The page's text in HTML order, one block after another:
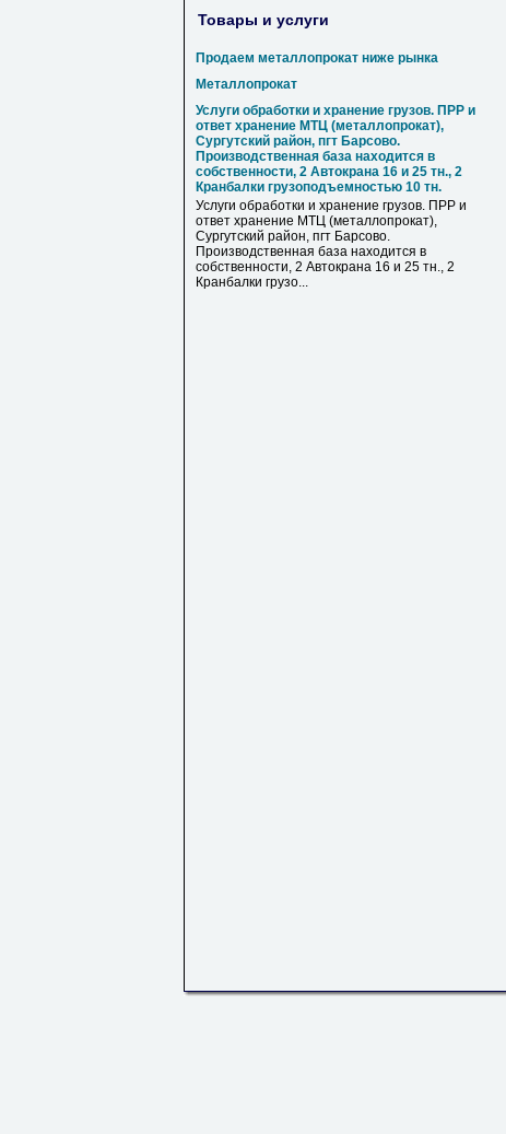
Товары и услуги
Продаем металлопрокат ниже рынка
Металлопрокат
Услуги обработки и хранение грузов. ПРР и
ответ хранение МТЦ (металлопрокат),
Сургутский район, пгт Барсово.
Производственная база находится в
собственности, 2 Автокрана 16 и 25 тн., 2
Кранбалки грузоподъемностью 10 тн.
Услуги обработки и хранение грузов. ПРР и
ответ хранение МТЦ (металлопрокат),
Сургутский район, пгт Барсово.
Производственная база находится в
собственности, 2 Автокрана 16 и 25 тн., 2
Кранбалки грузо...